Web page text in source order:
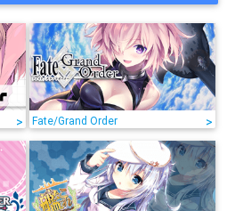
> Fate/Grand Order >